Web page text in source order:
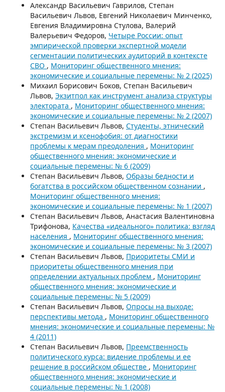
Александр Васильевич Гаврилов, Степан
Васильевич Львов, Евгений Николаевич Минченко,
Евгения Владимировна Стулова, Валерий
Валерьевич Федоров, Четыре России: опыт
эмпирической проверки экспертной модели
сегментации политических аудиторий в контексте
СВО , Мониторинг общественного мнения:
экономические и социальные перемены: № 2 (2025)
Михаил Борисович Боков, Степан Васильевич
Львов, Экзитпол как инструмент анализа структуры
электората , Мониторинг общественного мнения:
экономические и социальные перемены: № 2 (2007)
Степан Васильевич Львов, Студенты, этнический
экстремизм и ксенофобия: от диагностики
проблемы к мерам преодоления , Мониторинг
общественного мнения: экономические и
социальные перемены: № 6 (2009)
Степан Васильевич Львов, Образы бедности и
богатства в российском общественном сознании ,
Мониторинг общественного мнения:
экономические и социальные перемены: № 1 (2007)
Степан Васильевич Львов, Анастасия Валентиновна
Трифонова, Качества «идеального» политика: взгляд
населения , Мониторинг общественного мнения:
экономические и социальные перемены: № 3 (2007)
Степан Васильевич Львов, Приоритеты СМИ и
приоритеты общественного мнения при
определении актуальных проблем , Мониторинг
общественного мнения: экономические и
социальные перемены: № 5 (2009)
Степан Васильевич Львов, Опросы на выходе:
перспективы метода , Мониторинг общественного
мнения: экономические и социальные перемены: №
4 (2011)
Степан Васильевич Львов, Преемственность
политического курса: видение проблемы и ее
решение в российском обществе , Мониторинг
общественного мнения: экономические и
социальные перемены: № 1 (2008)